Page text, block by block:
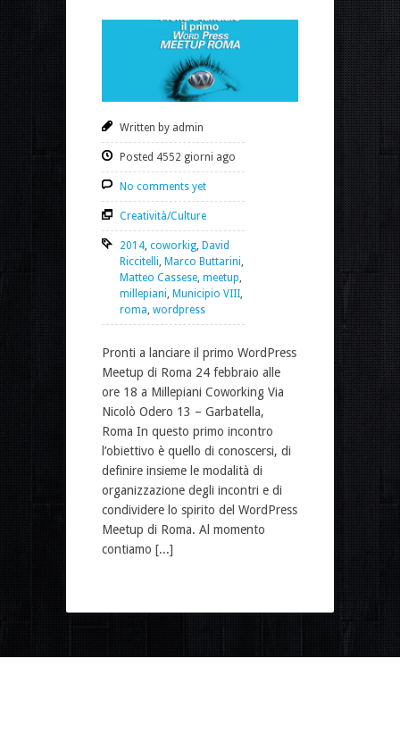
Written by admin
Posted 4552 giorni ago
No comments yet
Creatività/Culture
2014 coworkig David
Riccitelli Marco Buttarini
Matteo Cassese meetup
millepiani Municipio VIII
roma wordpress
Pronti a lanciare il primo WordPress
Meetup di Roma 24 febbraio alle
ore 18 a Millepiani Coworking Via
Nicolò Odero 13 – Garbatella,
Roma In questo primo incontro
l’obiettivo è quello di conoscersi, di
definire insieme le modalità di
organizzazione degli incontri e di
condividere lo spirito del WordPress
Meetup di Roma. Al momento
contiamo [...]